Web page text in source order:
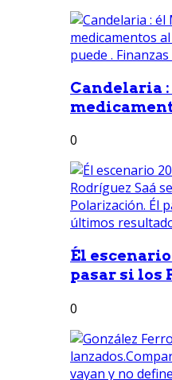
Candelaria
0
Él
pasar si los
0